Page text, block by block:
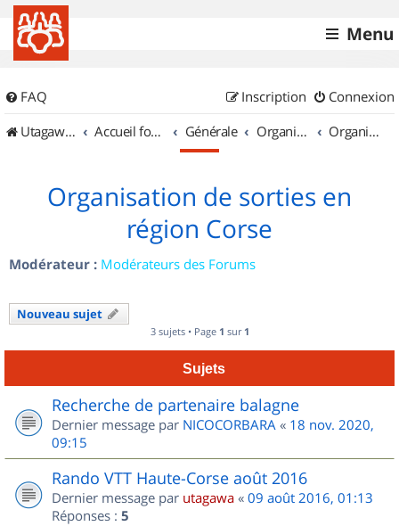
Menu
FAQ Connexion
Inscription
UtagawaVTT (Randos VTT et VTTAE avec traces GPS)
Accueil forum Générale Organisation de sorties & Recherche de partenaires Organisation de sorties en région Corse
Organisation de sorties en
région Corse
Modérateur : Modérateurs des Forums
Nouveau sujet
3 sujets • Page 1 sur 1
Sujets
Recherche de partenaire balagne
Dernier message par NICOCORBARA « 18 nov. 2020,
09:15
Rando VTT Haute-Corse août 2016
Dernier message par utagawa « 09 août 2016, 01:13
Réponses : 5